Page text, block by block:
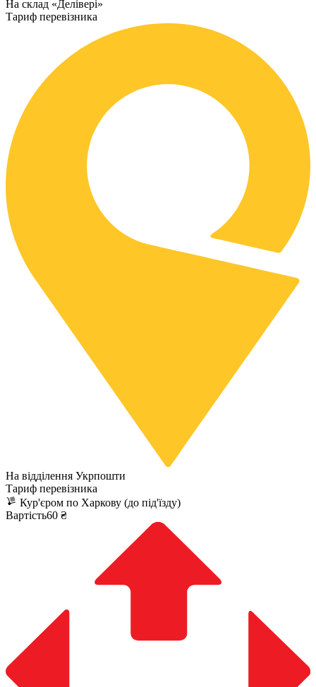
На склад «Делівері»
Тариф перевізника
На відділення Укрпошти
Тариф перевізника
Кур'єром по Харкову (до під'їзду)
Вартість60 ₴